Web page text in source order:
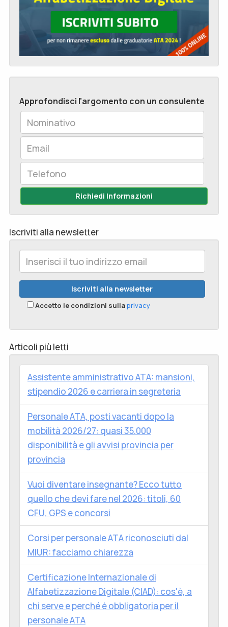
Approfondisci l'argomento con un consulente
Richiedi Informazioni
Iscriviti alla newsletter
Accetto le condizioni sullaprivacy
Articoli più letti
Assistente amministrativo ATA: mansioni,
stipendio 2026 e carriera in segreteria
Personale ATA, posti vacanti dopo la
mobilità 2026/27: quasi 35.000
disponibilità e gli avvisi provincia per
provincia
Vuoi diventare insegnante? Ecco tutto
quello che devi fare nel 2026: titoli, 60
CFU, GPS e concorsi
Corsi per personale ATA riconosciuti dal
MIUR: facciamo chiarezza
Certificazione Internazionale di
Alfabetizzazione Digitale (CIAD): cos'è, a
chi serve e perché è obbligatoria per il
personale ATA